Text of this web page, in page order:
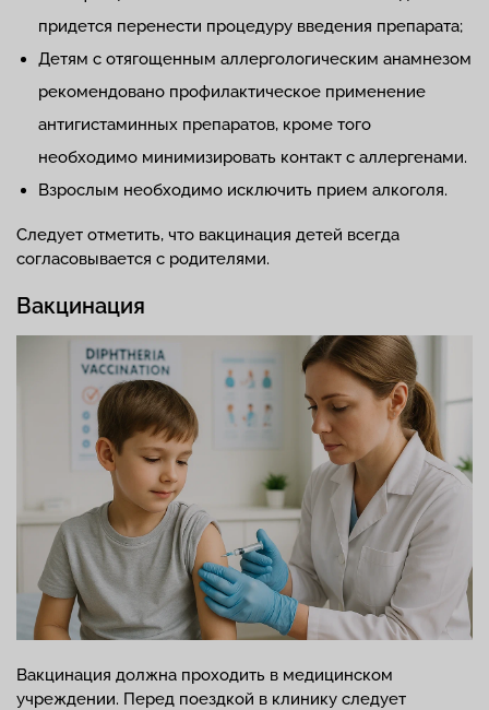
придется перенести процедуру введения препарата;
Детям с отягощенным аллергологическим анамнезом
рекомендовано профилактическое применение
антигистаминных препаратов, кроме того
необходимо минимизировать контакт с аллергенами.
Взрослым необходимо исключить прием алкоголя.
Следует отметить, что вакцинация детей всегда
согласовывается с родителями.
Вакцинация
Вакцинация должна проходить в медицинском
учреждении. Перед поездкой в клинику следует